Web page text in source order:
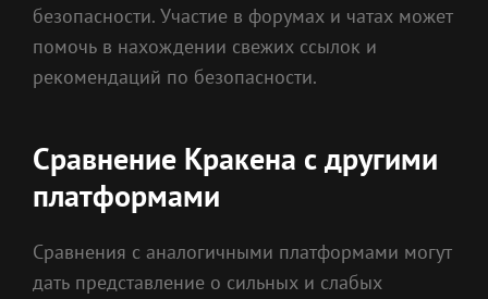
безопасности. Участие в форумах и чатах может
помочь в нахождении свежих ссылок и
рекомендаций по безопасности.
Сравнение Кракена с другими
платформами
Сравнения с аналогичными платформами могут
дать представление о сильных и слабых